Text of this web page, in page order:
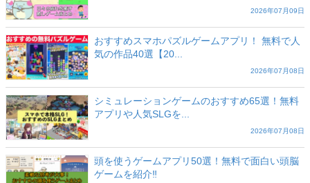
2026年07月09日
おすすめスマホパズルゲームアプリ！ 無料で人
気の作品40選【20...
2026年07月08日
シミュレーションゲームのおすすめ65選！無料
アプリや人気SLGを...
2026年07月08日
頭を使うゲームアプリ50選！無料で面白い頭脳
ゲームを紹介‼️